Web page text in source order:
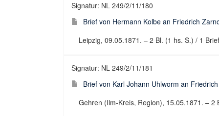
Signatur: NL 249/2/11/180
Brief von Hermann Kolbe an Friedrich
Leipzig, 09.05.1871. – 2 Bl. (1 hs. S.) / 1
Signatur: NL 249/2/11/181
Brief von Karl Johann Uhlworm an
Gehren (Ilm-Kreis, Region), 15.05.1871. –